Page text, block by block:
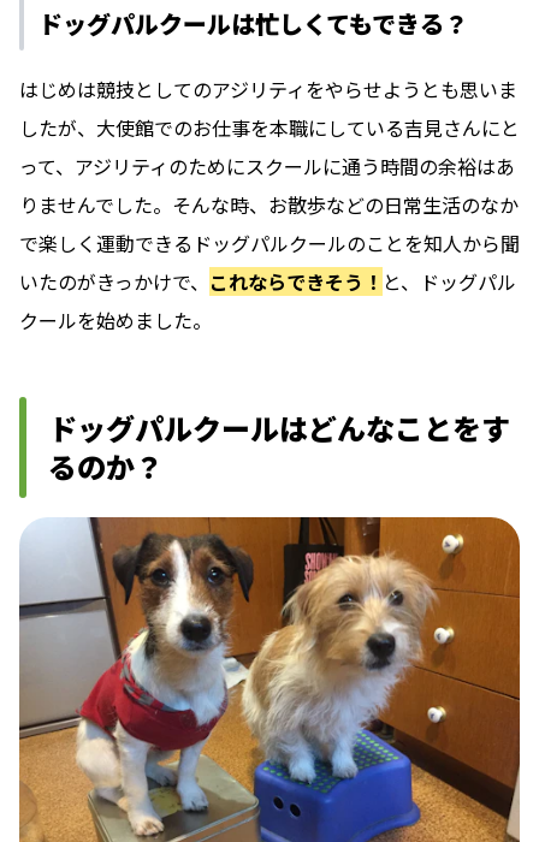
ドッグパルクールは忙しくてもできる？
はじめは競技としてのアジリティをやらせようとも思いま
したが、大使館でのお仕事を本職にしている吉見さんにと
って、アジリティのためにスクールに通う時間の余裕はあ
りませんでした。そんな時、お散歩などの日常生活のなか
で楽しく運動できるドッグパルクールのことを知人から聞
いたのがきっかけで、 これならできそう！ と、ドッグパル
クールを始めました。
ドッグパルクールはどんなことをす
るのか？